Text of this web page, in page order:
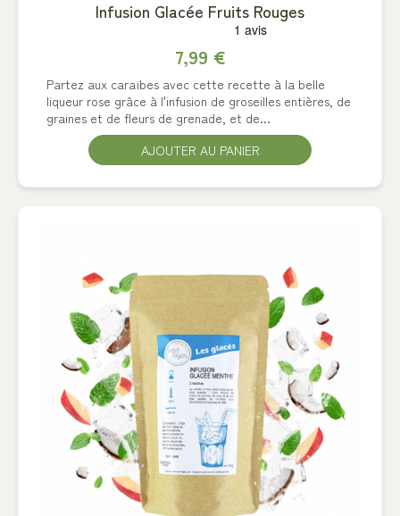
Infusion Glacée Fruits Rouges
7,99 €
Partez aux caraïbes avec cette recette à la belle
liqueur rose grâce à l'infusion de groseilles entières, de
graines et de fleurs de grenade, et de...
AJOUTER AU PANIER